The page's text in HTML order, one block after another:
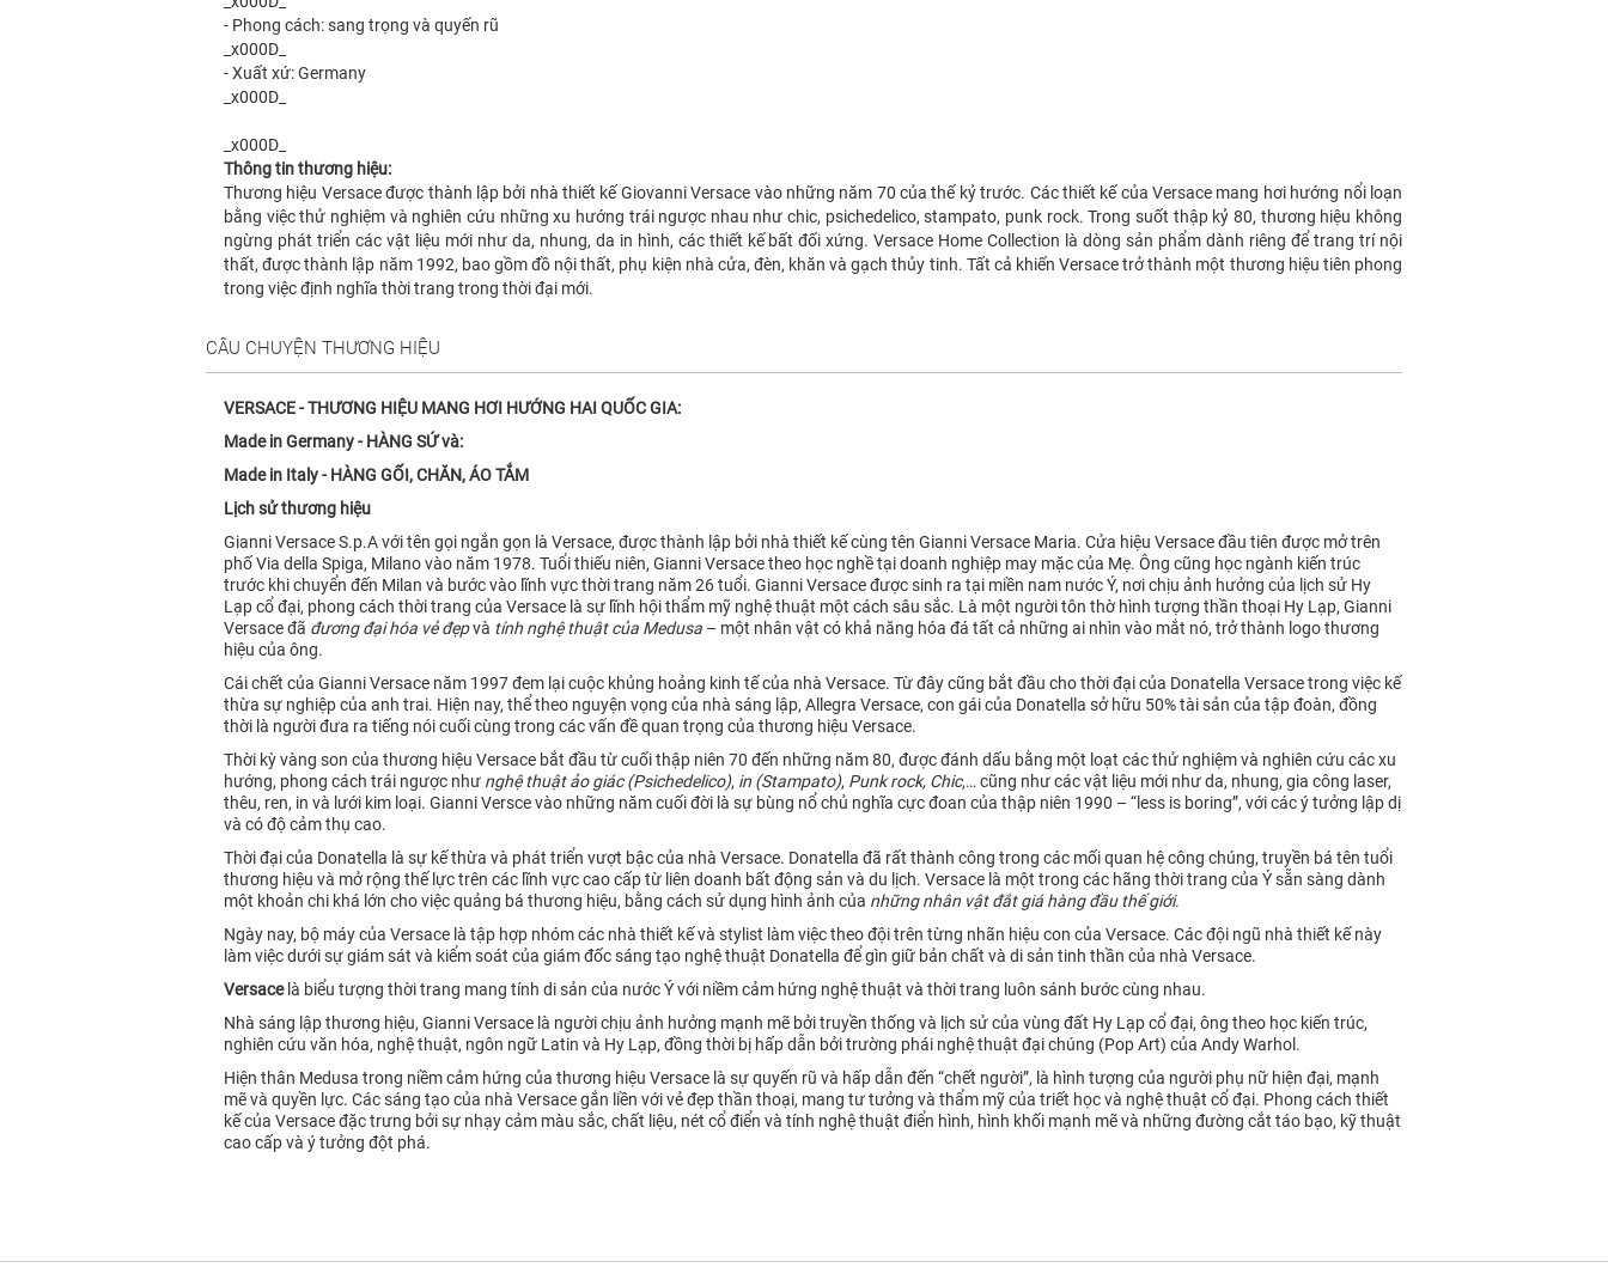
- Phong cách: sang trọng và quyến rũ
_x000D_
- Xuất xứ: Germany
_x000D_
_x000D_
Thông tin thương hiệu:
Thương hiệu Versace được thành lập bởi nhà thiết kế Giovanni Versace vào những năm 70 của thế kỷ trước. Các thiết kế của Versace mang hơi hướng nổi loạn
bằng việc thử nghiệm và nghiên cứu những xu hướng trái ngược nhau như chic, psichedelico, stampato, punk rock. Trong suốt thập kỷ 80, thương hiệu không
ngừng phát triển các vật liệu mới như da, nhung, da in hình, các thiết kế bất đối xứng. Versace Home Collection là dòng sản phẩm dành riêng để trang trí nội
thất, được thành lập năm 1992, bao gồm đồ nội thất, phụ kiện nhà cửa, đèn, khăn và gạch thủy tinh. Tất cả khiến Versace trở thành một thương hiệu tiên phong
trong việc định nghĩa thời trang trong thời đại mới.
CÂU CHUYỆN THƯƠNG HIỆU
VERSACE - THƯƠNG HIỆU MANG HƠI HƯỚNG HAI QUỐC GIA:
Made in Germany - HÀNG SỨ và:
Made in Italy - HÀNG GỐI, CHĂN, ÁO TẮM
Lịch sử thương hiệu
Gianni Versace S.p.A với tên gọi ngắn gọn là Versace, được thành lập bởi nhà thiết kế cùng tên Gianni Versace Maria. Cửa hiệu Versace đầu tiên được mở trên
phố Via della Spiga, Milano vào năm 1978. Tuổi thiếu niên, Gianni Versace theo học nghề tại doanh nghiệp may mặc của Mẹ. Ông cũng học ngành kiến trúc
trước khi chuyển đến Milan và bước vào lĩnh vực thời trang năm 26 tuổi. Gianni Versace được sinh ra tại miền nam nước Ý, nơi chịu ảnh hưởng của lịch sử Hy
Lạp cổ đại, phong cách thời trang của Versace là sự lĩnh hội thẩm mỹ nghệ thuật một cách sâu sắc. Là một người tôn thờ hình tượng thần thoại Hy Lạp, Gianni
Versace đã đương đại hóa vẻ đẹpvà tính nghệ thuật của Medusa – một nhân vật có khả năng hóa đá tất cả những ai nhìn vào mắt nó, trở thành logo thương
hiệu của ông.
Cái chết của Gianni Versace năm 1997 đem lại cuộc khủng hoảng kinh tế của nhà Versace. Từ đây cũng bắt đầu cho thời đại của Donatella Versace trong việc kế
thừa sự nghiệp của anh trai. Hiện nay, thể theo nguyện vọng của nhà sáng lập, Allegra Versace, con gái của Donatella sở hữu 50% tài sản của tập đoàn, đồng
thời là người đưa ra tiếng nói cuối cùng trong các vấn đề quan trọng của thương hiệu Versace.
Thời kỳ vàng son của thương hiệu Versace bắt đầu từ cuối thập niên 70 đến những năm 80, được đánh dấu bằng một loạt các thử nghiệm và nghiên cứu các xu
hướng, phong cách trái ngược như nghệ thuật ảo giác (Psichedelico), in (Stampato), Punk rock, Chic,… cũng như các vật liệu mới như da, nhung, gia công laser,
thêu, ren, in và lưới kim loại. Gianni Versce vào những năm cuối đời là sự bùng nổ chủ nghĩa cực đoan của thập niên 1990 – “less is boring”, với các ý tưởng lập dị
và có độ cảm thụ cao.
Thời đại của Donatella là sự kế thừa và phát triển vượt bậc của nhà Versace. Donatella đã rất thành công trong các mối quan hệ công chúng, truyền bá tên tuổi
thương hiệu và mở rộng thế lực trên các lĩnh vực cao cấp từ liên doanh bất động sản và du lịch. Versace là một trong các hãng thời trang của Ý sẵn sàng dành
một khoản chi khá lớn cho việc quảng bá thương hiệu, bằng cách sử dụng hình ảnh của những nhân vật đắt giá hàng đầu thế giới.
Ngày nay, bộ máy của Versace là tập hợp nhóm các nhà thiết kế và stylist làm việc theo đội trên từng nhãn hiệu con của Versace. Các đội ngũ nhà thiết kế này
làm việc dưới sự giám sát và kiểm soát của giám đốc sáng tạo nghệ thuật Donatella để gìn giữ bản chất và di sản tinh thần của nhà Versace.
Versacelà biểu tượng thời trang mang tính di sản của nước Ý với niềm cảm hứng nghệ thuật và thời trang luôn sánh bước cùng nhau.
Nhà sáng lập thương hiệu, Gianni Versace là người chịu ảnh hưởng mạnh mẽ bởi truyền thống và lịch sử của vùng đất Hy Lạp cổ đại, ông theo học kiến trúc,
nghiên cứu văn hóa, nghệ thuật, ngôn ngữ Latin và Hy Lạp, đồng thời bị hấp dẫn bởi trường phái nghệ thuật đại chúng (Pop Art) của Andy Warhol.
Hiện thân Medusa trong niềm cảm hứng của thương hiệu Versace là sự quyến rũ và hấp dẫn đến “chết người”, là hình tượng của người phụ nữ hiện đại, mạnh
mẽ và quyền lực. Các sáng tạo của nhà Versace gắn liền với vẻ đẹp thần thoại, mang tư tưởng và thẩm mỹ của triết học và nghệ thuật cổ đại. Phong cách thiết
kế của Versace đặc trưng bởi sự nhạy cảm màu sắc, chất liệu, nét cổ điển và tính nghệ thuật điển hình, hình khối mạnh mẽ và những đường cắt táo bạo, kỹ thuật
cao cấp và ý tưởng đột phá.